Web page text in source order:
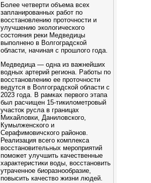
Более четверти объема всех
запланированных работ по
восстановлению проточности и
улучшению экологического
состояния реки Медведицы
выполнено в Волгоградской
области, начиная с прошлого года.
Медведица — одна из важнейших
водных артерий региона. Работы по
восстановлению ее проточности
ведутся в Волгоградской области с
2023 года. В рамках первого этапа
был расчищен 15-тикилометровый
участок русла в границах
Михайловки, Даниловского,
Кумылженского и
Серафимовичского районов.
Реализация всего комплекса
восстановительных мероприятий
поможет улучшить качественные
характеристики воды, восстановить
утраченное биоразнообразие,
повысить качество жизни людей.